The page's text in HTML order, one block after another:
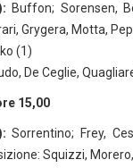
Buffon; Sorensen,
Grygera, Motta,
(1)
De Ceglie,
15,00
Sorrentino; Frey,
Squizzi,